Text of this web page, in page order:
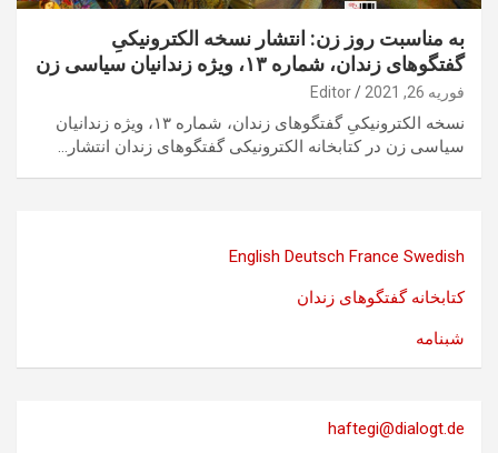
به مناسبت روز زن: انتشار نسخه الکترونیکیِ
گفتگوهای زندان، شماره ۱۳، ویژه زندانیان سیاسی زن
فوریه 26, 2021 Editor
نسخه الکترونیکیِ گفتگوهای زندان، شماره ۱۳، ویژه زندانیان
سیاسی زن در کتابخانه الکترونیکی گفتگوهای زندان انتشار…
English Deutsch France Swedish
کتابخانه گفتگوهای زندان
شبنامه
haftegi@dialogt.de